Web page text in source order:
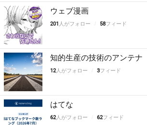
ウェブ漫画
201 人がフォロー 58フィード
知的生産の技術のアンテナ
12 人がフォロー 3フィード
はてな
62 人がフォロー 62フィード